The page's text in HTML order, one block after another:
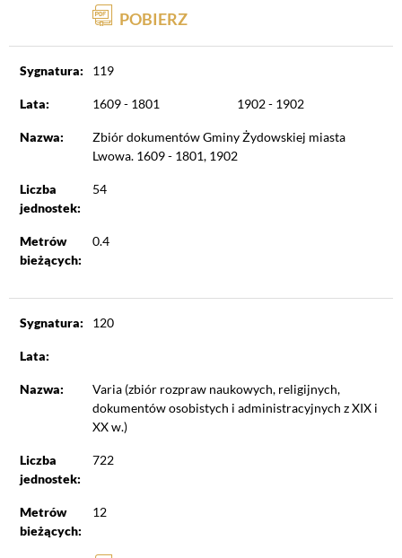
POBIERZ
Sygnatura: 119
Lata: 1609 - 1801 1902 - 1902
Nazwa:
Zbiór dokumentów Gminy Żydowskiej miasta
Lwowa. 1609 - 1801, 1902
Liczba
jednostek:
54
Metrów
bieżących:
0.4
Sygnatura: 120
Lata:
Nazwa:
Varia (zbiór rozpraw naukowych, religijnych,
dokumentów osobistych i administracyjnych z XIX i
XX w.)
Liczba
jednostek:
722
Metrów
bieżących:
12